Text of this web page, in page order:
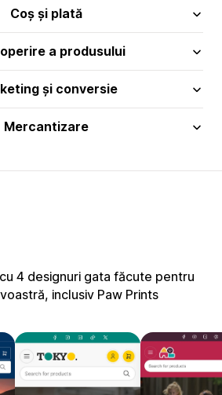
Coș și plată
a produsului
și conversie
Mercantizare
4 designuri gata făcute pentru
inclusiv Paw Prints